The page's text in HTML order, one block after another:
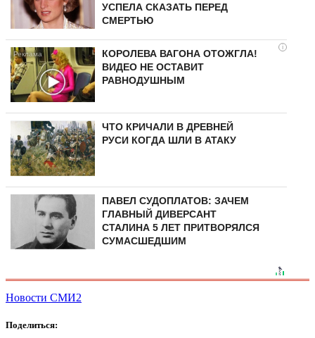
УСПЕЛА СКАЗАТЬ ПЕРЕД
СМЕРТЬЮ
i
КОРОЛЕВА ВАГОНА ОТОЖГЛА!
ВИДЕО НЕ ОСТАВИТ
РАВНОДУШНЫМ
ЧТО КРИЧАЛИ В ДРЕВНЕЙ
РУСИ КОГДА ШЛИ В АТАКУ
ПАВЕЛ СУДОПЛАТОВ: ЗАЧЕМ
ГЛАВНЫЙ ДИВЕРСАНТ
СТАЛИНА 5 ЛЕТ ПРИТВОРЯЛСЯ
СУМАСШЕДШИМ
Новости СМИ2
Поделиться: